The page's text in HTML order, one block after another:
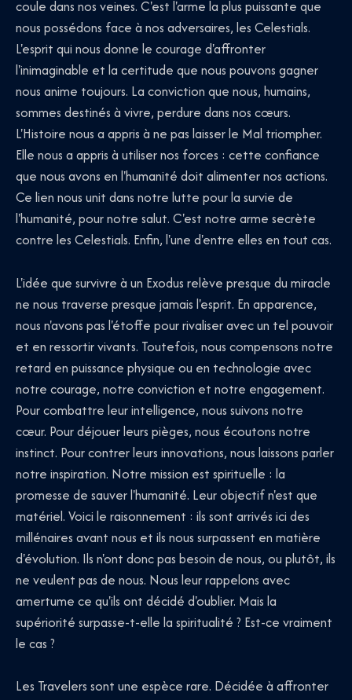
coule dans nos veines. C'est l'arme la plus puissante que
nous possédons face à nos adversaires, les Celestials.
L'esprit qui nous donne le courage d'affronter
l'inimaginable et la certitude que nous pouvons gagner
nous anime toujours. La conviction que nous, humains,
sommes destinés à vivre, perdure dans nos cœurs.
L'Histoire nous a appris à ne pas laisser le Mal triompher.
Elle nous a appris à utiliser nos forces : cette confiance
que nous avons en l'humanité doit alimenter nos actions.
Ce lien nous unit dans notre lutte pour la survie de
l'humanité, pour notre salut. C'est notre arme secrète
contre les Celestials. Enfin, l'une d'entre elles en tout cas.
L'idée que survivre à un Exodus relève presque du miracle
ne nous traverse presque jamais l'esprit. En apparence,
nous n'avons pas l'étoffe pour rivaliser avec un tel pouvoir
et en ressortir vivants. Toutefois, nous compensons notre
retard en puissance physique ou en technologie avec
notre courage, notre conviction et notre engagement.
Pour combattre leur intelligence, nous suivons notre
cœur. Pour déjouer leurs pièges, nous écoutons notre
instinct. Pour contrer leurs innovations, nous laissons parler
notre inspiration. Notre mission est spirituelle : la
promesse de sauver l'humanité. Leur objectif n'est que
matériel. Voici le raisonnement : ils sont arrivés ici des
millénaires avant nous et ils nous surpassent en matière
d'évolution. Ils n'ont donc pas besoin de nous, ou plutôt, ils
ne veulent pas de nous. Nous leur rappelons avec
amertume ce qu'ils ont décidé d'oublier. Mais la
supériorité surpasse-t-elle la spiritualité ? Est-ce vraiment
le cas ?
Les Travelers sont une espèce rare. Décidée à affronter